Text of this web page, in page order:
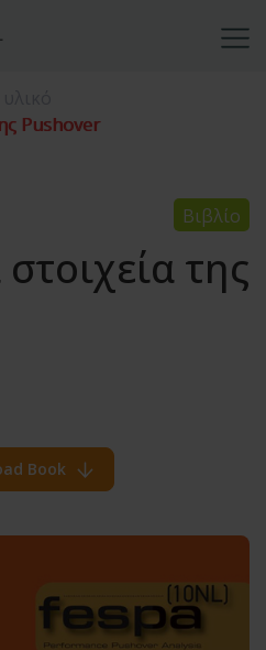
Pushover
Βιβλίο
της
Book